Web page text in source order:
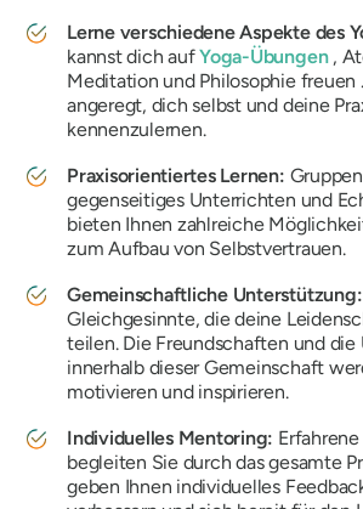
Lerne verschiedene Aspekte des
kannst dich aufYoga-Übungen,
Meditation und Philosophie freuen
angeregt, dich selbst und deine
kennenzulernen.
Praxisorientiertes Lernen:
gegenseitiges Unterrichten und
bieten Ihnen zahlreiche
zum Aufbau von Selbstvertrauen.
Gemeinschaftliche Unterstützung:
Gleichgesinnte, die deine
teilen. Die Freundschaften und
innerhalb dieser Gemeinschaft
motivieren und inspirieren.
Individuelles Mentoring:
begleiten Sie durch das gesamte
geben Ihnen individuelles